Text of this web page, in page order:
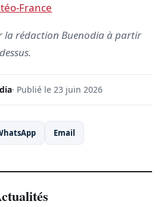
France
la rédaction Buenodia à partir
· Publié le 23 juin 2026
Email